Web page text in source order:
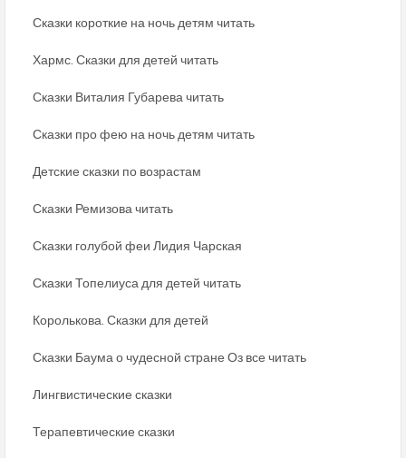
Сказки короткие на ночь детям читать
Хармс. Сказки для детей читать
Сказки Виталия Губарева читать
Сказки про фею на ночь детям читать
Детские сказки по возрастам
Сказки Ремизова читать
Сказки голубой феи Лидия Чарская
Сказки Топелиуса для детей читать
Королькова. Сказки для детей
Сказки Баума о чудесной стране Оз все читать
Лингвистические сказки
Терапевтические сказки